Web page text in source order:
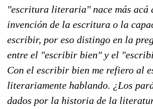
"escritura literaria" nace más acá
invención de la escritura o la
escribir, por eso distingo en la
entre el "escribir bien" y el
Con el escribir bien me refiero al
literariamente hablando. ¿Los
dados por la historia de la